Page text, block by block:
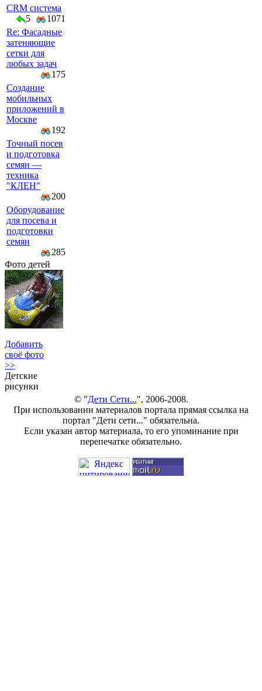
CRM система
5
1071
Re: Фасадные
затеняющие
сетки для
любых задач
175
Создание
мобильных
приложений в
Москве
192
Точный посев
и подготовка
семян —
техника
"КЛЕН"
200
Оборудование
для посева и
подготовки
семян
285
Фото детей
Добавить
своё фото
>>
Детские
рисунки
© "Дети Сети...", 2006-2008.
При использовании материалов портала прямая ссылка на
портал "Дети сети..." обязательна.
Если указан автор материала, то его упоминание при
перепечатке обязательно.